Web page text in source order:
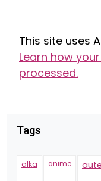
This site uses
Learn how
processed.
Tags
alka anime